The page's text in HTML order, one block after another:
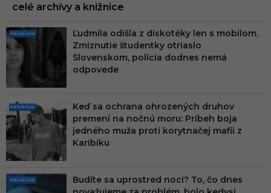
celé archívy a knižnice
PRE
MIU
M
Ľudmila odišla z diskotéky len s mobilom.
Zmiznutie študentky otriaslo
Slovenskom, polícia dodnes nemá
odpovede
PRE
MIU
M
Keď sa ochrana ohrozených druhov
premení na nočnú moru: Príbeh boja
jedného muža proti korytnačej mafii z
Karibiku
PRE
Budíte sa uprostred noci? To, čo dnes